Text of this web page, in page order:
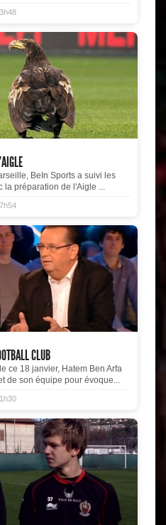
BeIn Sports a suivi les
la préparation de l'Aigle ...
CLUB
ce 18 janvier, Hatem Ben Arfa
de son équipe pour évoque...